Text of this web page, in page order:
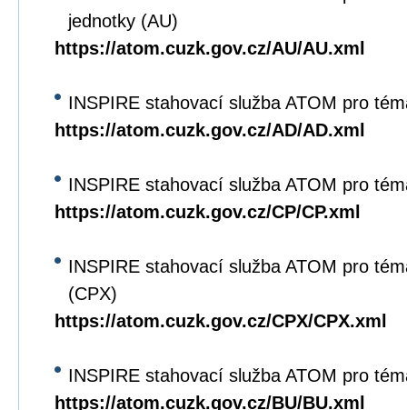
jednotky (AU)
https://atom.cuzk.gov.cz/AU/AU.xml
INSPIRE stahovací služba ATOM pro
https://atom.cuzk.gov.cz/AD/AD.xml
INSPIRE stahovací služba ATOM pro
https://atom.cuzk.gov.cz/CP/CP.xml
INSPIRE stahovací služba ATOM pro
(CPX)
https://atom.cuzk.gov.cz/CPX/CPX.xml
INSPIRE stahovací služba ATOM pro
https://atom.cuzk.gov.cz/BU/BU.xml